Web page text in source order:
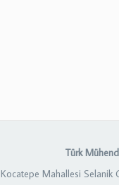
Türk
Kocatepe Mahallesi Selanik